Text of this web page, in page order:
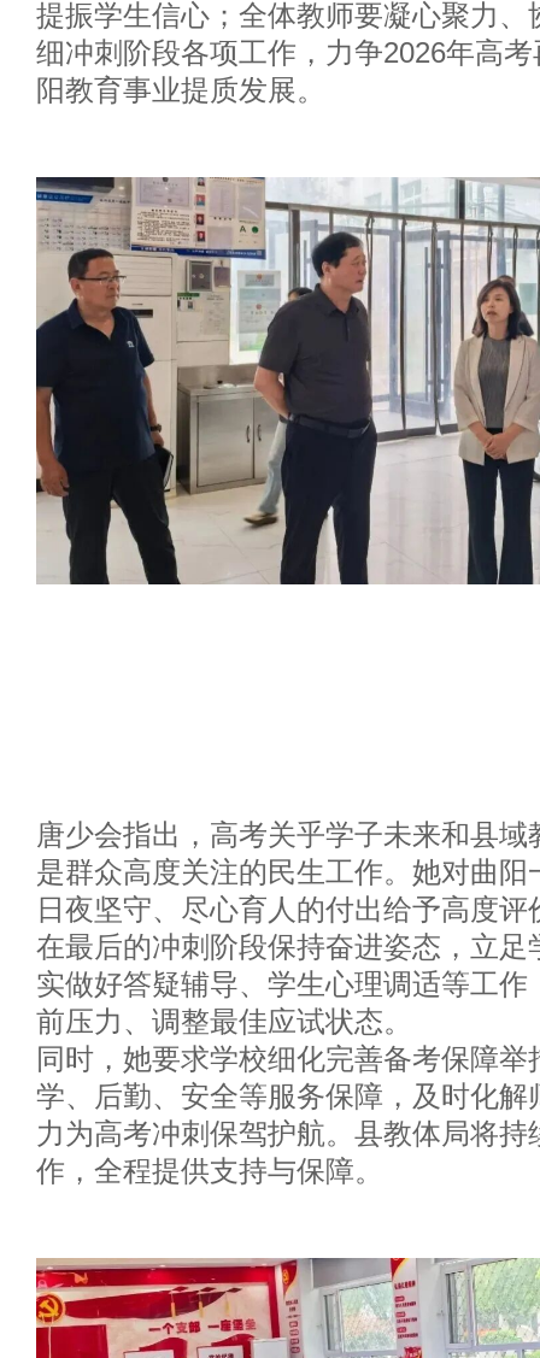
提振学生信心；全体教师要凝心聚力、
细冲刺阶段各项工作，力争2026年高考
阳教育事业提质发展。
唐少会指出，高考关乎学子未来和县域
是群众高度关注的民生工作。她对曲阳
日夜坚守、尽心育人的付出给予高度
在最后的冲刺阶段保持奋进姿态，立足
实做好答疑辅导、学生心理调适等工作
前压力、调整最佳应试状态。
同时，她要求学校细化完善备考保障
学、后勤、安全等服务保障，及时化解
力为高考冲刺保驾护航。县教体局将持
作，全程提供支持与保障。